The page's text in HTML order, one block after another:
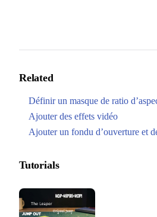
Related
Définir un masque de ratio
Ajouter des effets vidéo
Ajouter un fondu d’ouverture et
Tutorials